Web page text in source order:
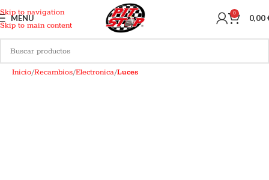
Skip to navigation
Skip to main content
MENU 0 0,00
Inicio Recambios Electronica Luces